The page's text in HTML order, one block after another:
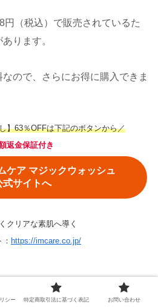
円（税込）で販売されているた
ります。
ので、さらにお得に購入できま
】63％OFFは下記のボタンから／
返金保証付き
ケア マジックウォッシュ
式サイトへ
クリアな素肌へ導く
https://imcare.co.jp/
クウォッシュの取扱店を総
シー 特定商取引法に基づく表記 お問い合わせ